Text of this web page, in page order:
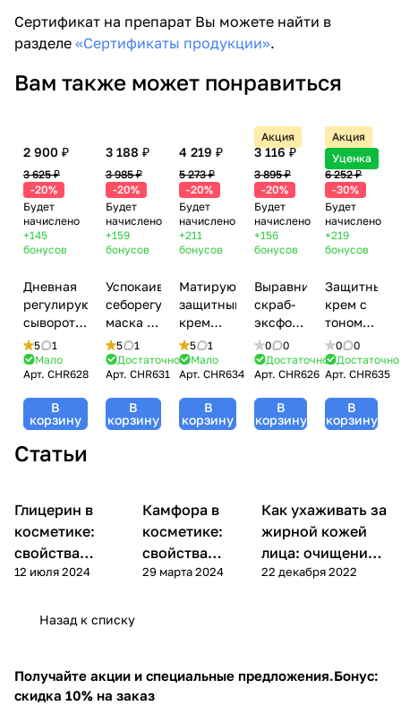
Сертификат на препарат Вы можете найти в
разделе «Сертификаты продукции».
Вам также может понравиться
2 900 ₽
3 625 ₽
-20%
Будет
начислено
+145
бонусов
Дневная
регулирующая
сыворотка-
контроль
/ Control
&
Treatment,
Comodex,
Christina
5
1
Мало
Арт. CHR628
В
корзину
3 188 ₽
3 985 ₽
-20%
Будет
начислено
+159
бонусов
Успокаивающая
себорегулирующая
маска /
Soothe &
Regulate
Mask,
Christina
(Кристина)
5
1
Достаточно
Арт. CHR631
В
корзину
4 219 ₽
5 273 ₽
-20%
Будет
начислено
+211
бонусов
Матирующий
защитный
крем
СПФ 15 /
Mattify &
Protect
SPF 15,
Comodex,
5
1
Мало
Арт.CHR634
В
корзину
Акция
3 116 ₽
3 895 ₽
-20%
Будет
начислено
+156
бонусов
Выравнивающий
скраб-
эксфолиатор
/ Scrub
&
Smooth
Comodex,
Christina
0
0
Достаточно
Арт. CHR626
В
корзину
Акция
Уценка
4 377 ₽
6 252 ₽
-30%
Будет
начислено
+219
бонусов
Защитный
крем с
тоном
СПФ 20
/ Cover
& Shield
SPF 20,
Comodex,
0
0
Достаточно
Арт.CHR635
В
корзину
Статьи
Компоненты
косметики
Глицерин в
косметике:
свойства
Glycerin, виды и
типам кожи
12 июля 2024
Компоненты
косметики
Камфора в
косметике:
свойства
Camphor,
29 марта 2024
Уход за лицом
Как ухаживать за
жирной кожей
лица: очищение,
тонизация и
22 декабря 2022
Назад к списку
Получайте акции и специальные предложения.Бонус:
скидка 10% на заказ